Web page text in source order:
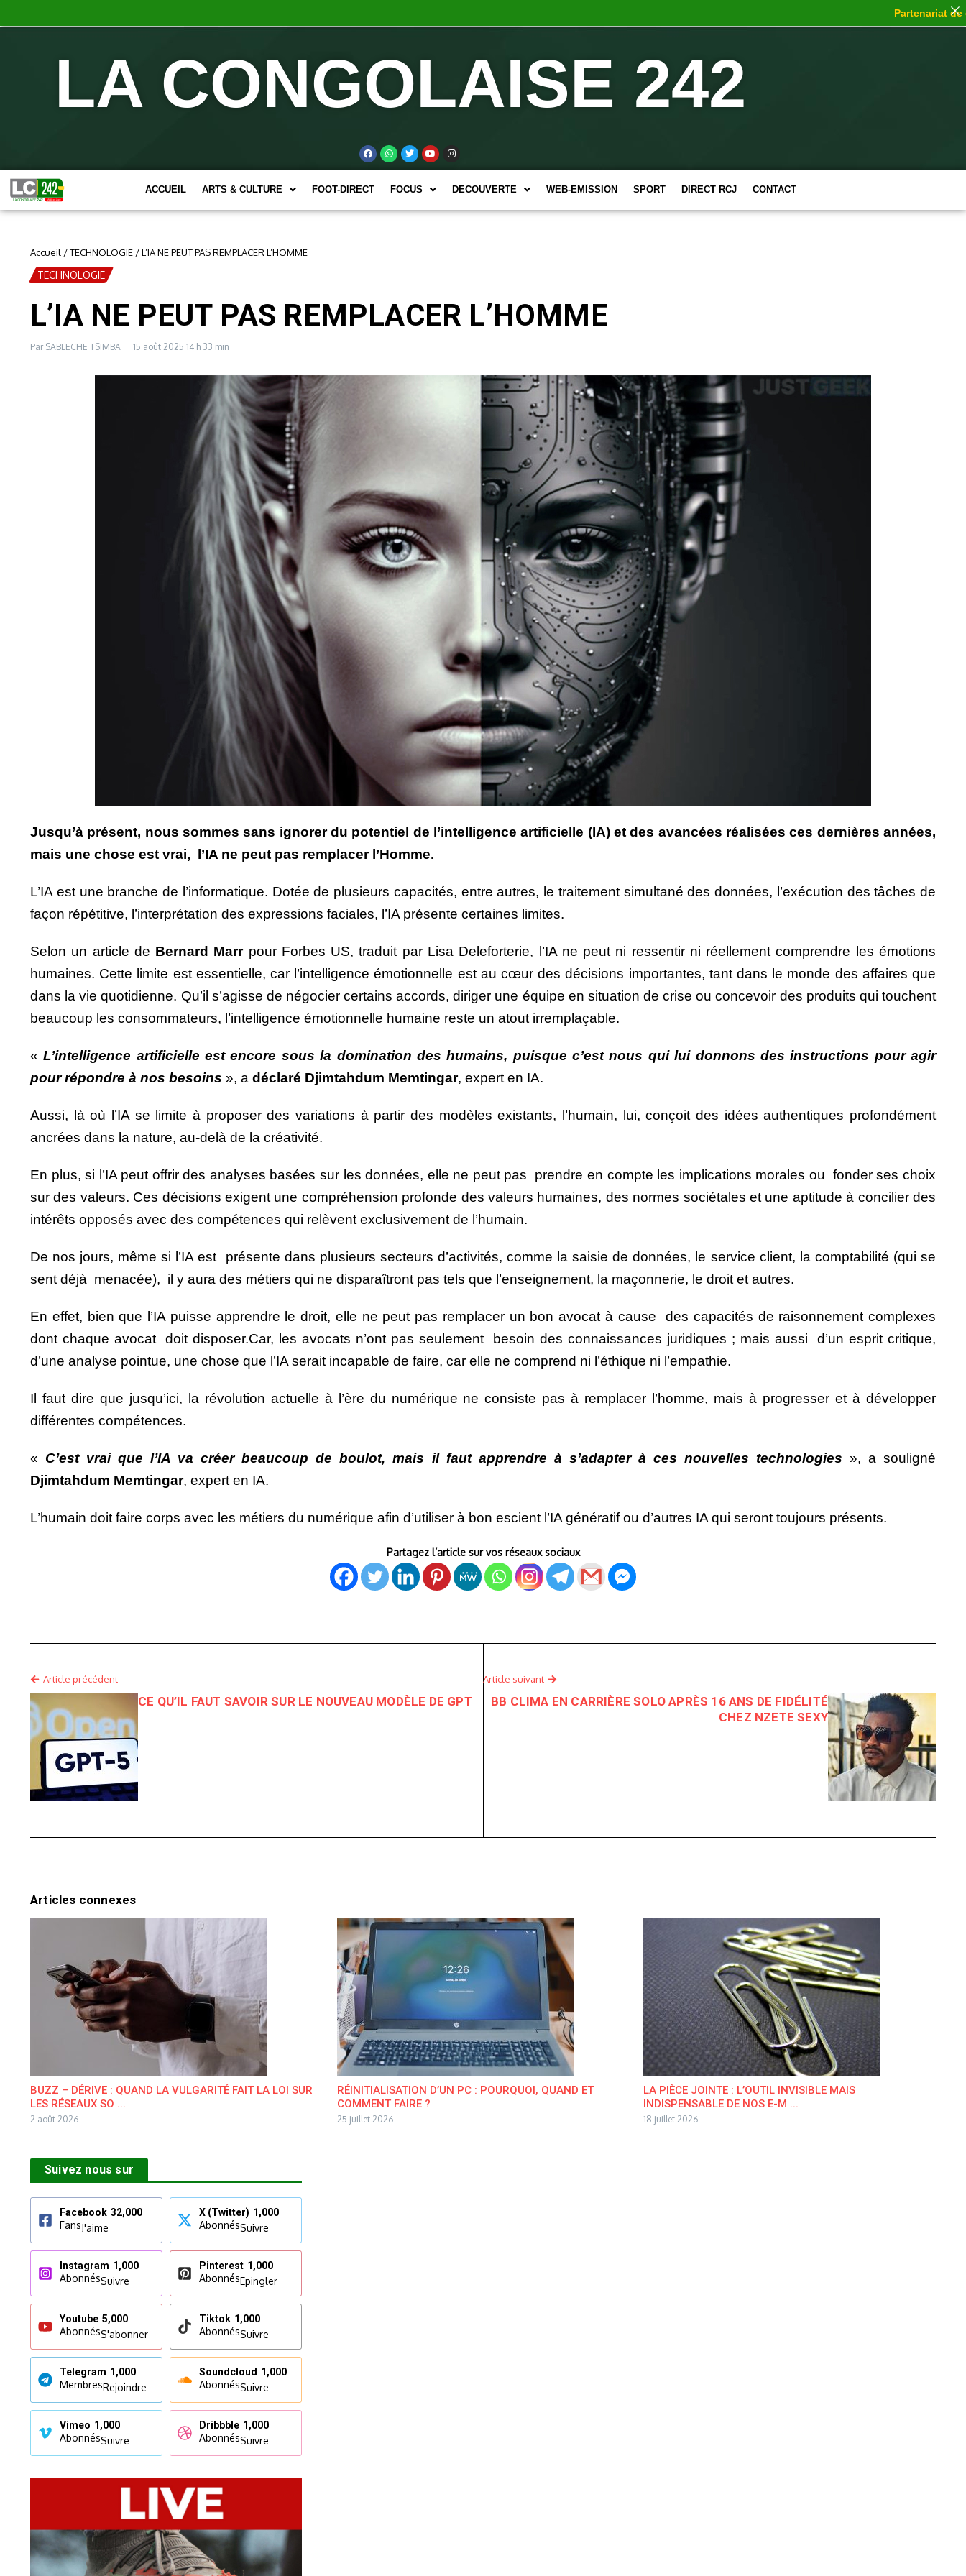
LA CONGOLAISE 242
ACCUEIL ARTS & CULTURE FOOT-DIRECT FOCUS DECOUVERTE WEB-EMISSION SPORT DIRECT RCJ CONTACT
Accueil /TECHNOLOGIE /L’IA NE PEUT PAS REMPLACER L’HOMME
TECHNOLOGIE
L’IA NE PEUT PAS REMPLACER L’HOMME
Par SABLECHE TSIMBA 15 août 2025 14 h 33 min
Jusqu’à présent, nous sommes sans ignorer du potentiel de l’intelligence artificielle (IA) et des avancées réalisées ces dernières années,
mais une chose est vrai, l’IA ne peut pas remplacer l’Homme.
L’IA est une branche de l’informatique. Dotée de plusieurs capacités, entre autres, le traitement simultané des données, l’exécution des tâches de
façon répétitive, l’interprétation des expressions faciales, l’IA présente certaines limites.
Selon un article de Bernard Marrpour Forbes US, traduit par Lisa Deleforterie, l’IA ne peut ni ressentir ni réellement comprendre les émotions
humaines. Cette limite est essentielle, car l’intelligence émotionnelle est au cœur des décisions importantes, tant dans le monde des affaires que
dans la vie quotidienne. Qu’il s’agisse de négocier certains accords, diriger une équipe en situation de crise ou concevoir des produits qui touchent
beaucoup les consommateurs, l’intelligence émotionnelle humaine reste un atout irremplaçable.
«L’intelligence artificielle est encore sous la domination des humains, puisque c’est nous qui lui donnons des instructions pour agir
pour répondre à nos besoins », a déclaré Djimtahdum Memtingar, expert en IA.
Aussi, là où l’IA se limite à proposer des variations à partir des modèles existants, l’humain, lui, conçoit des idées authentiques profondément
ancrées dans la nature, au-delà de la créativité.
En plus, si l’IA peut offrir des analyses basées sur les données, elle ne peut pas prendre en compte les implications morales ou fonder ses choix
sur des valeurs. Ces décisions exigent une compréhension profonde des valeurs humaines, des normes sociétales et une aptitude à concilier des
intérêts opposés avec des compétences qui relèvent exclusivement de l’humain.
De nos jours, même si l’IA est présente dans plusieurs secteurs d’activités, comme la saisie de données, le service client, la comptabilité (qui se
sent déjà menacée), il y aura des métiers qui ne disparaîtront pas tels que l’enseignement, la maçonnerie, le droit et autres.
En effet, bien que l’IA puisse apprendre le droit, elle ne peut pas remplacer un bon avocat à cause des capacités de raisonnement complexes
dont chaque avocat doit disposer.Car, les avocats n’ont pas seulement besoin des connaissances juridiques ; mais aussi d’un esprit critique,
d’une analyse pointue, une chose que l’IA serait incapable de faire, car elle ne comprend ni l’éthique ni l’empathie.
Il faut dire que jusqu’ici, la révolution actuelle à l’ère du numérique ne consiste pas à remplacer l’homme, mais à progresser et à développer
différentes compétences.
« C’est vrai que l’IA va créer beaucoup de boulot, mais il faut apprendre à s’adapter à ces nouvelles technologies », a souligné
Djimtahdum Memtingar, expert en IA.
L’humain doit faire corps avec les métiers du numérique afin d’utiliser à bon escient l’IA génératif ou d’autres IA qui seront toujours présents.
Partagez l’article sur vos réseaux sociaux
Article précédent
CE QU’IL FAUT SAVOIR SUR LE NOUVEAU MODÈLE DE GPT
Article suivant
BB CLIMA EN CARRIÈRE SOLO APRÈS 16 ANS DE FIDÉLITÉ
CHEZ NZETE SEXY
Articles connexes
BUZZ – DÉRIVE : QUAND LA VULGARITÉ FAIT LA LOI SUR
LES RÉSEAUX SO ...
2 août 2026
RÉINITIALISATION D’UN PC : POURQUOI, QUAND ET
COMMENT FAIRE ?
25 juillet 2026
LA PIÈCE JOINTE : L’OUTIL INVISIBLE MAIS
INDISPENSABLE DE NOS E-M ...
18 juillet 2026
Suivez nous sur
Facebook 32,000
FansJ'aime
X (Twitter) 1,000
AbonnésSuivre
Instagram 1,000
AbonnésSuivre
Pinterest 1,000
AbonnésEpingler
Youtube 5,000
AbonnésS'abonner
Tiktok 1,000
AbonnésSuivre
Telegram 1,000
MembresRejoindre
Soundcloud 1,000
AbonnésSuivre
Vimeo 1,000
AbonnésSuivre
Dribbble 1,000
AbonnésSuivre
Partenariat de choc